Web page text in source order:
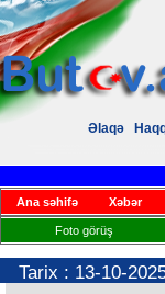
Əlaqə
Ana səhifə Xəbər
Foto görüş
Tarix : 13-10-